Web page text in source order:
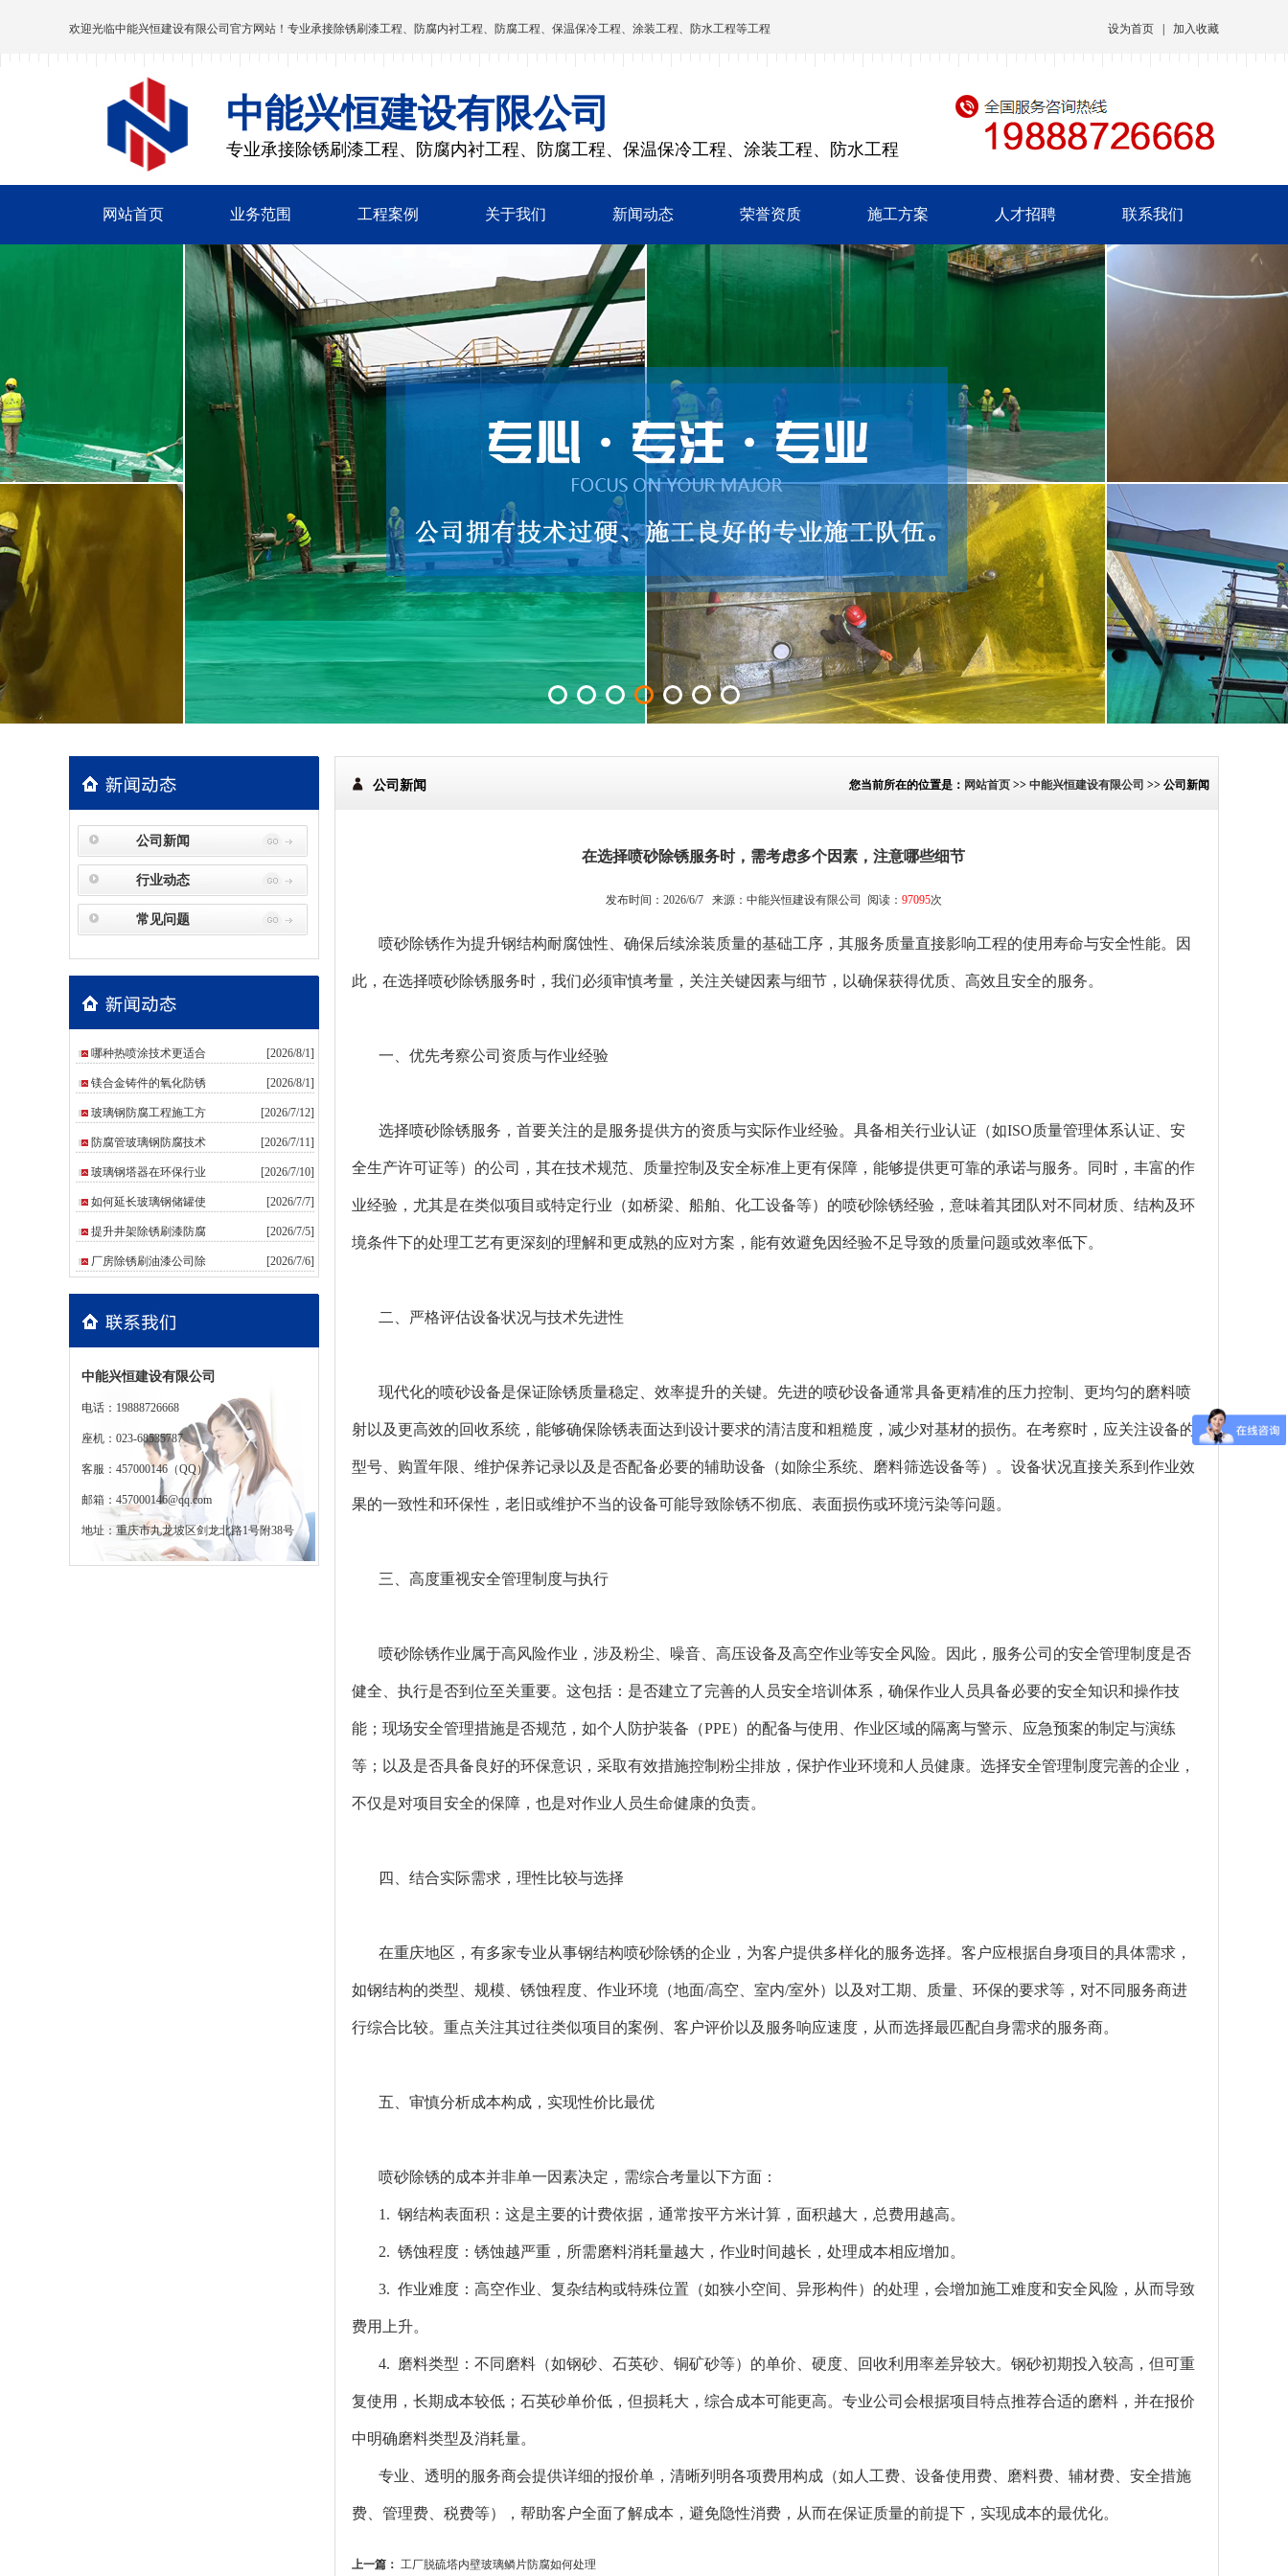
欢迎光临中能兴恒建设有限公司 官方网站！专业承接除锈刷漆工程、防腐内衬工程、防腐工程、保温保冷工程、涂装工程、防水工程等工程 设为首页 加入收藏
中能兴恒建设有限公司
专业承接除锈刷漆工程、防腐内衬工程、防腐工程、保温保冷工程、涂装工程、防水工程
网站首页 业务范围 工程案例 关于我们 新闻动态 荣誉资质 施工方案 人才招聘 联系我们
公司新闻
行业动态
常见问题
哪种热喷涂技术更适合 [2026/8/1]
镁合金铸件的氧化防锈 [2026/8/1]
玻璃钢防腐工程施工方 [2026/7/12]
防腐管玻璃钢防腐技术 [2026/7/11]
玻璃钢塔器在环保行业 [2026/7/10]
如何延长玻璃钢储罐使 [2026/7/7]
提升井架除锈刷漆防腐 [2026/7/5]
厂房除锈刷油漆公司除 [2026/7/6]
中能兴恒建设有限公司
电话：19888726668
座机：023-68535787
客服：457000146（QQ）
邮箱：457000146@qq.com
地址：重庆市九龙坡区剑龙北路1号附38号
公司新闻 您当前所在的位置是： 网站首页 >> 中能兴恒建设有限公司 >> 公司新闻
在选择喷砂除锈服务时，需考虑多个因素，注意哪些细节
发布时间：2026/6/7 来源： 中能兴恒建设有限公司 阅读： 97095次
喷砂除锈作为提升钢结构耐腐蚀性、确保后续涂装质量的基础工序，其服务质量直接影响工程的使用寿命与安全性能。因
此，在选择喷砂除锈服务时，我们必须审慎考量，关注关键因素与细节，以确保获得优质、高效且安全的服务。
一、优先考察公司资质与作业经验
选择喷砂除锈服务，首要关注的是服务提供方的资质与实际作业经验。具备相关行业认证（如ISO质量管理体系认证、安
全生产许可证等）的公司，其在技术规范、质量控制及安全标准上更有保障，能够提供更可靠的承诺与服务。同时，丰富的作
业经验，尤其是在类似项目或特定行业（如桥梁、船舶、化工设备等）的喷砂除锈经验，意味着其团队对不同材质、结构及环
境条件下的处理工艺有更深刻的理解和更成熟的应对方案，能有效避免因经验不足导致的质量问题或效率低下。
二、严格评估设备状况与技术先进性
现代化的喷砂设备是保证除锈质量稳定、效率提升的关键。先进的喷砂设备通常具备更精准的压力控制、更均匀的磨料喷
射以及更高效的回收系统，能够确保除锈表面达到设计要求的清洁度和粗糙度，减少对基材的损伤。在考察时，应关注设备的
型号、购置年限、维护保养记录以及是否配备必要的辅助设备（如除尘系统、磨料筛选设备等）。设备状况直接关系到作业效
果的一致性和环保性，老旧或维护不当的设备可能导致除锈不彻底、表面损伤或环境污染等问题。
三、高度重视安全管理制度与执行
喷砂除锈作业属于高风险作业，涉及粉尘、噪音、高压设备及高空作业等安全风险。因此，服务公司的安全管理制度是否
健全、执行是否到位至关重要。这包括：是否建立了完善的人员安全培训体系，确保作业人员具备必要的安全知识和操作技
能；现场安全管理措施是否规范，如个人防护装备（PPE）的配备与使用、作业区域的隔离与警示、应急预案的制定与演练
等；以及是否具备良好的环保意识，采取有效措施控制粉尘排放，保护作业环境和人员健康。选择安全管理制度完善的企业，
不仅是对项目安全的保障，也是对作业人员生命健康的负责。
四、结合实际需求，理性比较与选择
在重庆地区，有多家专业从事钢结构喷砂除锈的企业，为客户提供多样化的服务选择。客户应根据自身项目的具体需求，
如钢结构的类型、规模、锈蚀程度、作业环境（地面/高空、室内/室外）以及对工期、质量、环保的要求等，对不同服务商进
行综合比较。重点关注其过往类似项目的案例、客户评价以及服务响应速度，从而选择最匹配自身需求的服务商。
五、审慎分析成本构成，实现性价比最优
喷砂除锈的成本并非单一因素决定，需综合考量以下方面：
1. 钢结构表面积：这是主要的计费依据，通常按平方米计算，面积越大，总费用越高。
2. 锈蚀程度：锈蚀越严重，所需磨料消耗量越大，作业时间越长，处理成本相应增加。
3. 作业难度：高空作业、复杂结构或特殊位置（如狭小空间、异形构件）的处理，会增加施工难度和安全风险，从而导致
费用上升。
4. 磨料类型：不同磨料（如钢砂、石英砂、铜矿砂等）的单价、硬度、回收利用率差异较大。钢砂初期投入较高，但可重
复使用，长期成本较低；石英砂单价低，但损耗大，综合成本可能更高。专业公司会根据项目特点推荐合适的磨料，并在报价
中明确磨料类型及消耗量。
专业、透明的服务商会提供详细的报价单，清晰列明各项费用构成（如人工费、设备使用费、磨料费、辅材费、安全措施
费、管理费、税费等），帮助客户全面了解成本，避免隐性消费，从而在保证质量的前提下，实现成本的最优化。
上一篇： 工厂脱硫塔内壁玻璃鳞片防腐如何处理